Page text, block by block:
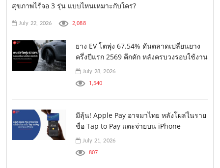
สุขภาพไร้จอ 3 รุ่น แบบไหนเหมาะกับใคร?
July 22, 2026 2,088
ยาง EV โตพุ่ง 67.54% ดันตลาดเปลี่ยนยาง
ครึ่งปีแรก 2569 คึกคัก หลังครบวงรอบใช้งาน
July 28, 2026
1,540
มีลุ้น! Apple Pay อาจมาไทย หลังโผล่ในราย
ชื่อ Tap to Pay แตะจ่ายบน iPhone
July 21, 2026
807